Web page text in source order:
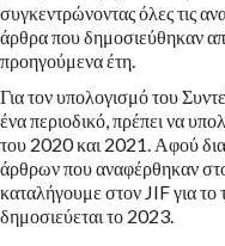
συγκεντρώνοντας όλες τις
άρθρα που δημοσιεύθηκαν
προηγούμενα έτη.
Για τον υπολογισμό του
ένα περιοδικό, πρέπει να
του 2020 και 2021. Αφού
άρθρων που αναφέρθηκαν στο
καταλήγουμε στον JIF για το
δημοσιεύεται το 2023.